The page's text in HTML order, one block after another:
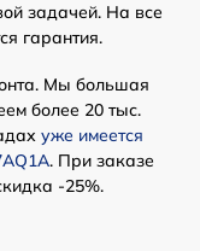
задачей. На все
гарантия.
Мы большая
более 20 тыс.
уже имеется
. При заказе
-25%.